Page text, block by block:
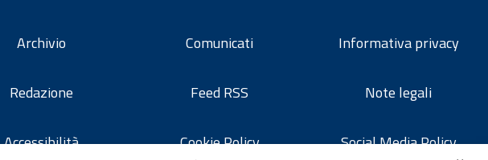
Archivio
Redazione
Accessibilità
Comunicati
Feed RSS
Cookie Policy
Informativa privacy
Note legali
Social Media Policy